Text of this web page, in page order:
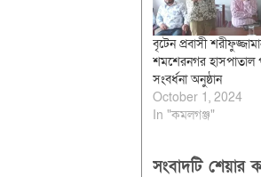
বৃটেন প্রবাসী
শমশেরনগর হাসপাতাল
সংবর্ধনা অনুষ্ঠান
October 1, 2024
In "কমলগঞ্জ"
সংবাদটি শেয়ার